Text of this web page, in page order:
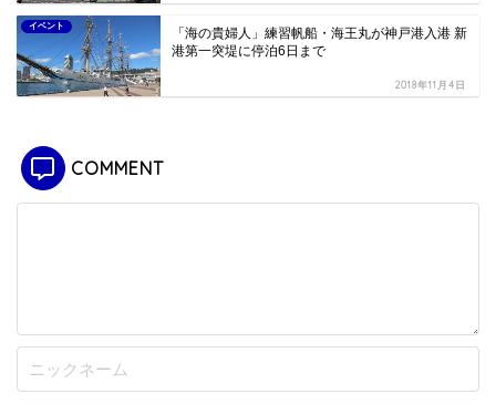
イベント
「海の貴婦人」練習帆船・海王丸が神戸港入港 新
港第一突堤に停泊6日まで
2018年11月4日
COMMENT